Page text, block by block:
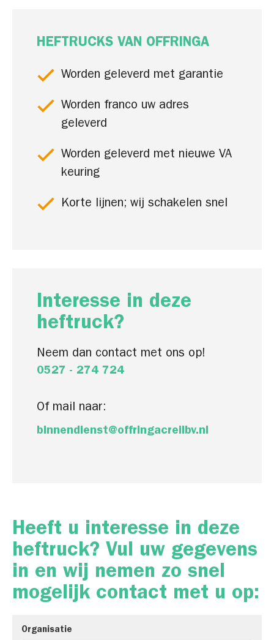
HEFTRUCKS VAN OFFRINGA
Worden geleverd met garantie
Worden franco uw adres
geleverd
Worden geleverd met nieuwe VA
keuring
Korte lijnen; wij schakelen snel
Interesse in deze
heftruck?
Neem dan contact met ons op!
0527 - 274 724
Of mail naar:
binnendienst@offringacreilbv.nl
Heeft u interesse in deze
heftruck? Vul uw gegevens
in en wij nemen zo snel
mogelijk contact met u op:
Organisatie